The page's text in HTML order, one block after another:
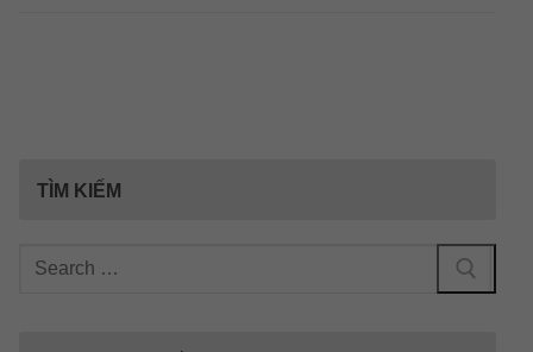
TÌM KIẾM
Tìm